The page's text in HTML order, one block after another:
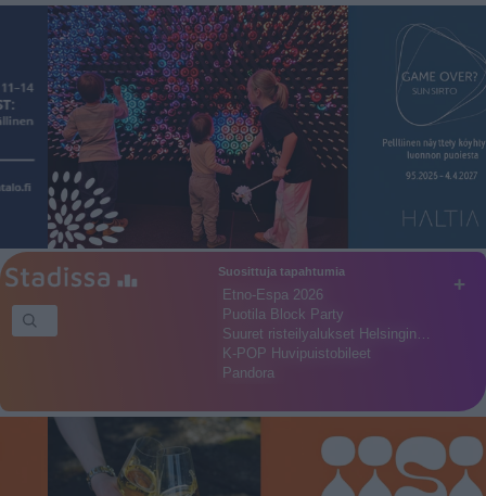
+
Suosittuja tapahtumia
Etno-Espa 2026
Puotila Block Party
Suuret risteilyalukset Helsingin…
K-POP Huvipuistobileet
Pandora